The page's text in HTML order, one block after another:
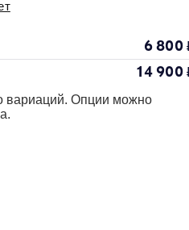
6 800
14 900
вариаций. Опции можно